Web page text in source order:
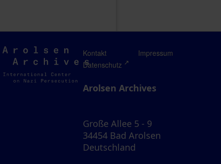
Arolsen
Archives
Kontakt
Impressum
Datenschutz
Arolsen Archives
Große Allee 5 - 9
34454 Bad Arolsen
Deutschland